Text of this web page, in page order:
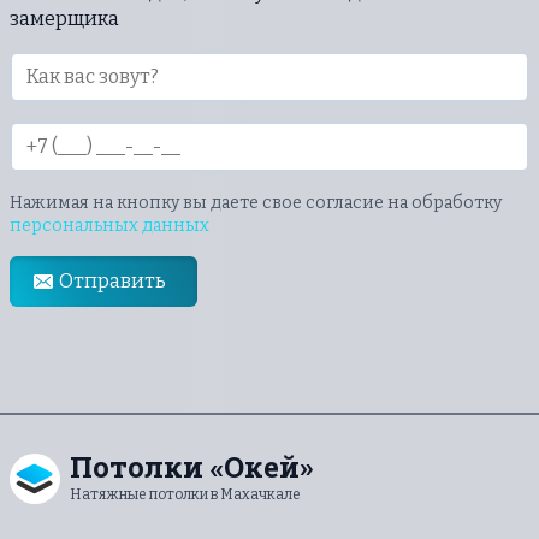
замерщика
Нажимая на кнопку вы даете свое согласие на обработку
персональных данных
Отправить
Потолки «Окей»
Натяжные потолки в Махачкале